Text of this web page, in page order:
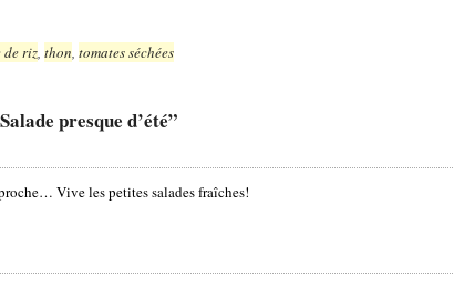
de riz, thon, tomates séchées
presque d’été”
Vive les petites salades fraîches!